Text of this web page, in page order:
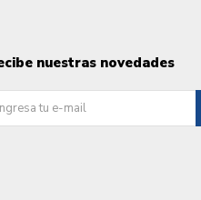
nuestras novedades